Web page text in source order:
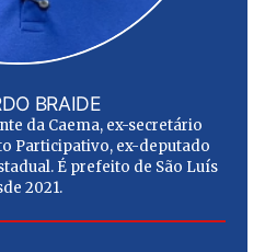
BRAIDE
da Caema, ex-secretário
Participativo, ex-deputado
É prefeito de São Luís
2021.